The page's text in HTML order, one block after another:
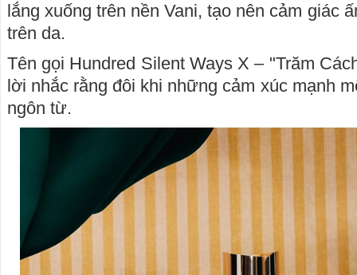
lắng xuống trên nền Vani, tạo nên cảm giác
trên da.
Tên gọi Hundred Silent Ways X – "Trăm
lời nhắc rằng đôi khi những cảm xúc mạnh
ngôn từ.